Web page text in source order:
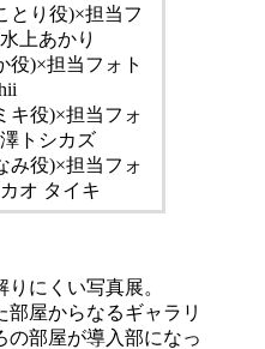
とり役)×担当フ
上あかり
役)×担当フォト
キ役)×担当フォ
トシカズ
み役)×担当フォ
オ タイキ
にくい写真展。
屋からなるギャラリ
部屋が導入部になっ